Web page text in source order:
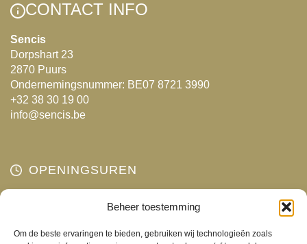
Beheer toestemming
Om de beste ervaringen te bieden, gebruiken wij technologieën zoals
CONTACT INFO
Sencis
Dorpshart 23
2870 Puurs
Ondernemingsnummer: BE07 8721 3990
+32 38 30 19 00
info@sencis.be
OPENINGSUREN
Gesloten